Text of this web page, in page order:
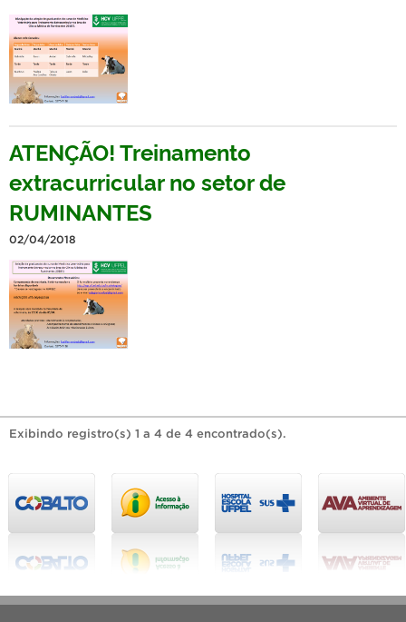
ATENÇÃO! Treinamento
extracurricular no setor de
RUMINANTES
02/04/2018
Exibindo registro(s) 1 a 4 de 4 encontrado(s).